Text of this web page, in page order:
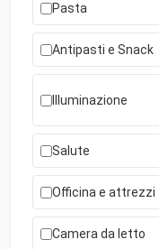
Pasta
Antipasti e Snack
Illuminazione
Salute
Officina e attrezzi
Camera da letto